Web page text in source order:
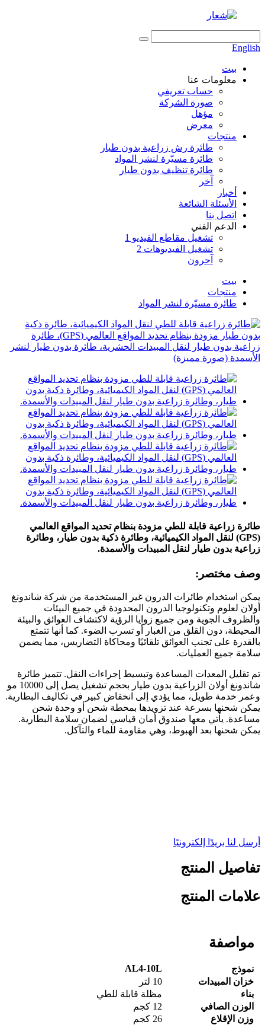
English
بيت
معلومات عنا
حساب تعريفي
صورة الشركة
مؤهل
معرض
منتجات
طائرة رش زراعية بدون طيار
طائرة مسيّرة لنشر المواد
طائرة تنظيف بدون طيار
آخر
أخبار
الأسئلة الشائعة
اتصل بنا
الدعم الفني
تشغيل مقاطع الفيديو 1
تشغيل الفيديوهات 2
آحرون
بيت
منتجات
طائرة مسيّرة لنشر المواد
طائرة زراعية قابلة للطي مزودة بنظام تحديد المواقع العالمي
(GPS) لنقل المواد الكيميائية، وطائرة ذكية بدون طيار، وطائرة
زراعية بدون طيار لنقل المبيدات والأسمدة.
وصف مختصر:
يمكن استخدام طائرات الدرون غير المستخدمة من شركة شاندونغ
أولان لعلوم وتكنولوجيا الدرون المحدودة في جميع البيئات
والظروف الجوية ومن جميع زوايا الرؤية لاكتشاف العوائق والبيئة
المحيطة، دون القلق من الغبار أو تسرب الضوء. كما أنها تتمتع
بالقدرة على تجنب العوائق تلقائيًا ومحاكاة التضاريس، مما يضمن
سلامة جميع العمليات.
تم تقليل المعدات المساعدة وتبسيط إجراءات النقل. تتميز طائرة
شاندونغ أولان الزراعية بدون طيار بحجم تشغيل يصل إلى 10000 مو
وعمر خدمة طويل، مما يؤدي إلى انخفاض كبير في تكاليف البطارية.
يمكن شحنها بسرعة عند تزويدها بمحطة شحن أو وحدة شحن
مساعدة. يأتي معها صندوق أمان قياسي لضمان سلامة البطارية.
يمكن شحنها بعد الهبوط، وهي مقاومة للماء والتآكل.
أرسل لنا بريدًا إلكترونيًا
تفاصيل المنتج
علامات المنتج
مواصفة
نموذج
AL4-10L
خزان المبيدات
10 لتر
بناء
مظلة قابلة للطي
الوزن الصافي
12 كجم
وزن الإقلاع
26 كجم